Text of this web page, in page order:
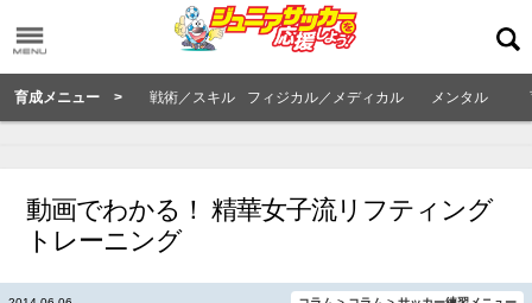
育成メニュー > 戦術／スキル フィジカル／メディカル メンタル
動画でわかる！ 精華女子流リフティング
トレーニング